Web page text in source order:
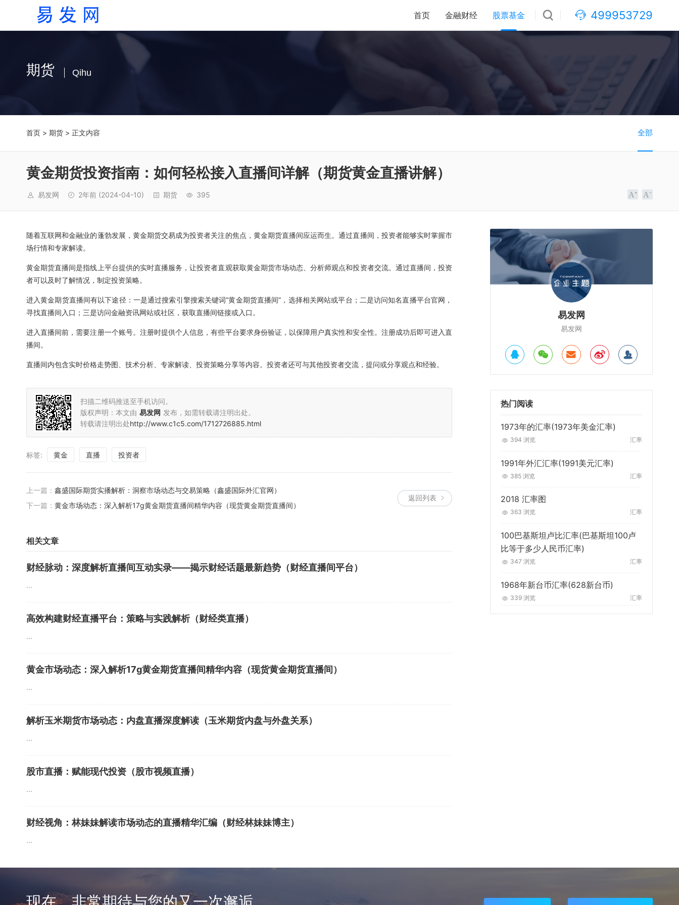
499953729
首页 金融财经 股票基金
期货 Qihu
首页 > 期货 > 正文内容 全部
黄金期货投资指南：如何轻松接入直播间详解（期货黄金直播讲解）
易发网 2年前 (2024-04-10) 期货 395
随着互联网和金融业的蓬勃发展，黄金期货交易成为投资者关注的焦点，黄金期货直播间应运而生。通过直播间，投资者能够实时掌握市
场行情和专家解读。
黄金期货直播间是指线上平台提供的实时直播服务，让投资者直观获取黄金期货市场动态、分析师观点和投资者交流。通过直播间，投资
者可以及时了解情况，制定投资策略。
进入黄金期货直播间有以下途径：一是通过搜索引擎搜索关键词“黄金期货直播间”，选择相关网站或平台；二是访问知名直播平台官网，
寻找直播间入口；三是访问金融资讯网站或社区，获取直播间链接或入口。
进入直播间前，需要注册一个账号。注册时提供个人信息，有些平台要求身份验证，以保障用户真实性和安全性。注册成功后即可进入直
播间。
直播间内包含实时价格走势图、技术分析、专家解读、投资策略分享等内容。投资者还可与其他投资者交流，提问或分享观点和经验。
扫描二维码推送至手机访问。
版权声明：本文由 易发网 发布，如需转载请注明出处。
转载请注明出处http://www.c1c5.com/1712726885.html
标签: 黄金 直播 投资者
返回列表
上一篇： 鑫盛国际期货实播解析：洞察市场动态与交易策略（鑫盛国际外汇官网）
下一篇： 黄金市场动态：深入解析17g黄金期货直播间精华内容（现货黄金期货直播间）
相关文章
财经脉动：深度解析直播间互动实录——揭示财经话题最新趋势（财经直播间平台）
...
高效构建财经直播平台：策略与实践解析（财经类直播）
...
黄金市场动态：深入解析17g黄金期货直播间精华内容（现货黄金期货直播间）
...
解析玉米期货市场动态：内盘直播深度解读（玉米期货内盘与外盘关系）
...
股市直播：赋能现代投资（股市视频直播）
...
财经视角：林妹妹解读市场动态的直播精华汇编（财经林妹妹博主）
...
易发网
易发网
热门阅读
1973年的汇率(1973年美金汇率)
394 浏览 汇率
1991年外汇汇率(1991美元汇率)
385 浏览 汇率
2018 汇率图
363 浏览 汇率
100巴基斯坦卢比汇率(巴基斯坦100卢
比等于多少人民币汇率)
347 浏览 汇率
1968年新台币汇率(628新台币)
339 浏览 汇率